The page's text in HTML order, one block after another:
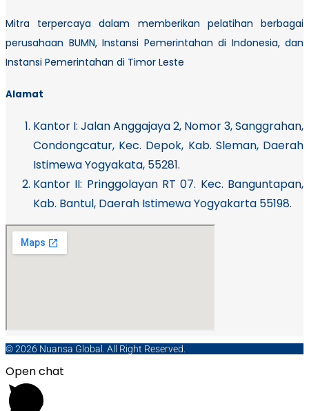
Mitra terpercaya dalam memberikan pelatihan berbagai
perusahaan BUMN, Instansi Pemerintahan di Indonesia, dan
Instansi Pemerintahan di Timor Leste
Alamat
Kantor I: Jalan Anggajaya 2, Nomor 3, Sanggrahan,
Condongcatur, Kec. Depok, Kab. Sleman, Daerah
Istimewa Yogyakata, 55281.
Kantor II: Pringgolayan RT 07. Kec. Banguntapan,
Kab. Bantul, Daerah Istimewa Yogyakarta 55198.
© 2026 Nuansa Global. All Right Reserved.
Open chat